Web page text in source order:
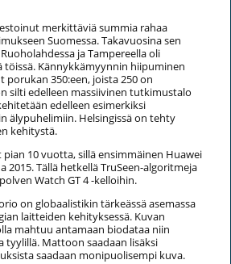
merkittäviä summia rahaa
Suomessa. Takavuosina sen
ja Tampereella oli
töissä. Kännykkämyynnin hiipuminen
porukan 350:een, joista 250 on
silti edelleen massiivinen tutkimustalo
edelleen esimerkiksi
älypuhelimiin. Helsingissä on tehty
kehitystä.
10 vuotta, sillä ensimmäinen Huawei
Tällä hetkellä TruSeen-algoritmeja
Watch GT 4 -kelloihin.
on globaalistikin tärkeässä asemassa
laitteiden kehityksessä. Kuvan
mahtuu antamaan biodataa niin
tyylillä. Mattoon saadaan lisäksi
saadaan monipuolisempi kuva.